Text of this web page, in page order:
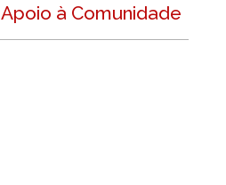
Apoio à Comunidade